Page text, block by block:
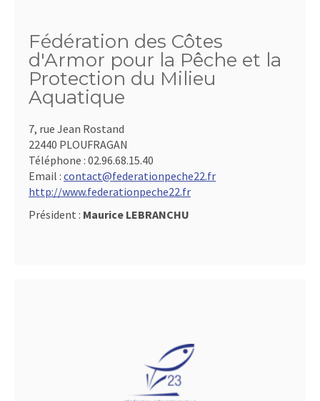
Fédération des Côtes
d'Armor pour la Pêche et la
Protection du Milieu
Aquatique
7, rue Jean Rostand
22440 PLOUFRAGAN
Téléphone : 02.96.68.15.40
Email : contact@federationpeche22.fr
http://www.federationpeche22.fr
Président : Maurice LEBRANCHU